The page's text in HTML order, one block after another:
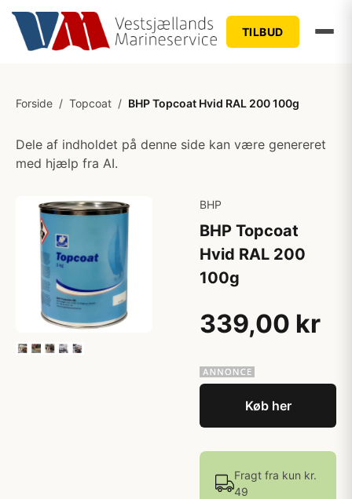
TILBUD
Forside / Topcoat / BHP Topcoat Hvid RAL 200 100g
Dele af indholdet på denne side kan være genereret
med hjælp fra AI.
BHP
BHP Topcoat
Hvid RAL 200
100g
339,00 kr
Køb her
Fragt fra kun kr.
49